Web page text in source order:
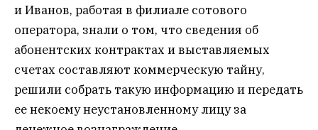
и Иванов, работая в филиале сотового
оператора, знали о том, что сведения об
абонентских контрактах и выставляемых
счетах составляют коммерческую тайну,
решили собрать такую информацию и передать
ее некоему неустановленному лицу за